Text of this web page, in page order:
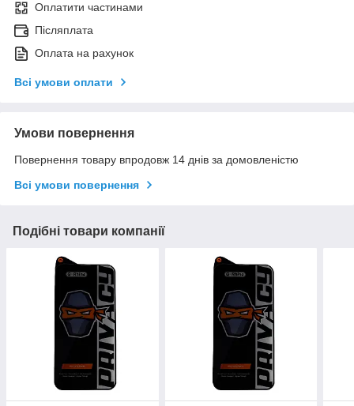
Оплатити частинами
Післяплата
Оплата на рахунок
Всі умови оплати
Умови повернення
Повернення товару впродовж 14 днів за домовленістю
Всі умови повернення
Подібні товари компанії